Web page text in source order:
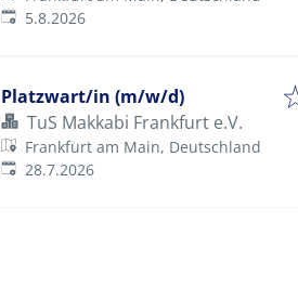
Veröffentlicht
5.8.2026
Platzwart/in (m/w/d)
TuS Makkabi Frankfurt e.V.
Frankfurt am Main, Deutschland
Veröffentlicht
28.7.2026